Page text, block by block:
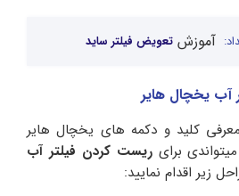
آموزش تعویض فیلتر ساید
آب یخچال هایر
کلید و دکمه های یخچال هایر
برای ریست کردن فیلتر آب
زیر اقدام نمایید: